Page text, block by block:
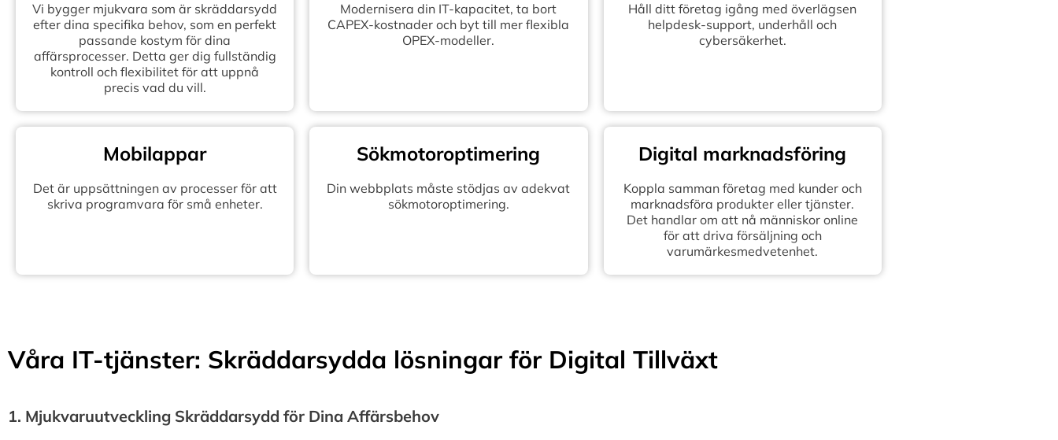
Vi bygger mjukvara som är skräddarsydd
efter dina specifika behov, som en perfekt
passande kostym för dina
affärsprocesser. Detta ger dig fullständig
kontroll och flexibilitet för att uppnå
precis vad du vill.
Modernisera din IT-kapacitet, ta bort
CAPEX-kostnader och byt till mer flexibla
OPEX-modeller.
Håll ditt företag igång med överlägsen
helpdesk-support, underhåll och
cybersäkerhet.
Mobilappar
Det är uppsättningen av processer för att
skriva programvara för små enheter.
Sökmotoroptimering
Din webbplats måste stödjas av adekvat
sökmotoroptimering.
Digital marknadsföring
Koppla samman företag med kunder och
marknadsföra produkter eller tjänster.
Det handlar om att nå människor online
för att driva försäljning och
varumärkesmedvetenhet.
Våra IT-tjänster: Skräddarsydda lösningar för Digital Tillväxt
1.⁠ ⁠Mjukvaruutveckling Skräddarsydd för Dina Affärsbehov